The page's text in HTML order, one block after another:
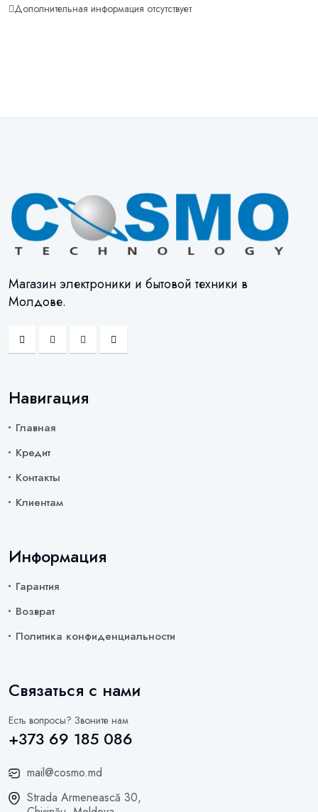
Дополнительная информация отсутствует
Магазин электроники и бытовой техники в
Молдове.
Навигация
Главная
Кредит
Контакты
Клиентам
Информация
Гарантия
Возврат
Политика конфиденциальности
Связаться с нами
Есть вопросы? Звоните нам
+373 69 185 086
mail@cosmo.md
Strada Armenească 30,